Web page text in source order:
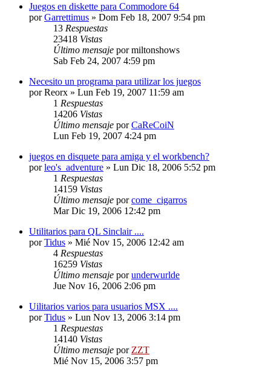
Juegos en diskette para Commodore 64
porGarrettimus » Dom Feb 18, 2007 9:54 pm
13 Respuestas
23418 Vistas
Último mensaje pormiltonshows
Sab Feb 24, 2007 4:59 pm
Necesito un programa para utilizar los juegos
porReorx » Lun Feb 19, 2007 11:59 am
1 Respuestas
14206 Vistas
Último mensaje porCaReCoiN
Lun Feb 19, 2007 4:24 pm
juegos en disquete para amiga y el workbench?
porleo's_adventure » Lun Dic 18, 2006 5:52 pm
1 Respuestas
14159 Vistas
Último mensaje porcome_cigarros
Mar Dic 19, 2006 12:42 pm
Utilitarios para QL Sinclair ....
porTidus » Mié Nov 15, 2006 12:42 am
4 Respuestas
16259 Vistas
Último mensaje porunderwurlde
Jue Nov 16, 2006 2:06 pm
Uilitarios varios para usuarios MSX ....
porTidus » Lun Nov 13, 2006 3:14 pm
1 Respuestas
14140 Vistas
Último mensaje por ZZT
Mié Nov 15, 2006 3:57 pm